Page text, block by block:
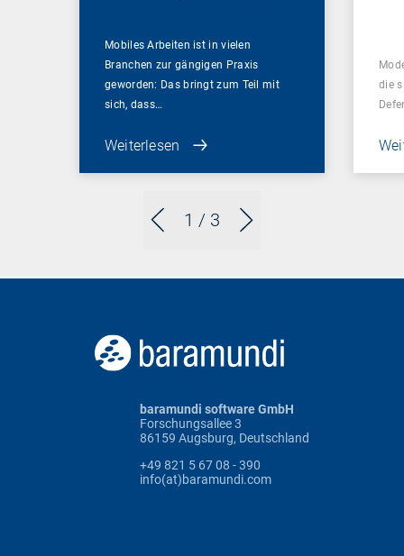
1 / 3
Mobiles Arbeiten ist in vielen
Branchen zur gängigen Praxis
geworden: Das bringt zum Teil mit
sich, dass…
Weiterlesen
die
baramundi software GmbH
Forschungsallee 3
86159 Augsburg, Deutschland
+49 821 5 67 08 - 390
info(at)baramundi.com